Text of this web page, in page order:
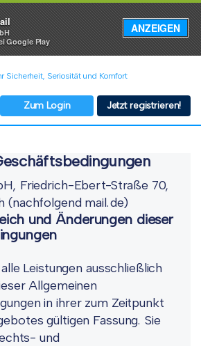
Sicherheit, Seriosität und Komfort
Zum Login Jetzt registrieren!
Friedrich-Ebert-Straße 70,
(nachfolgend mail.de)
und Änderungen dieser
Leistungen ausschließlich
Allgemeinen
in ihrer zum Zeitpunkt
gültigen Fassung. Sie
und
Google Play
ANZEIGEN